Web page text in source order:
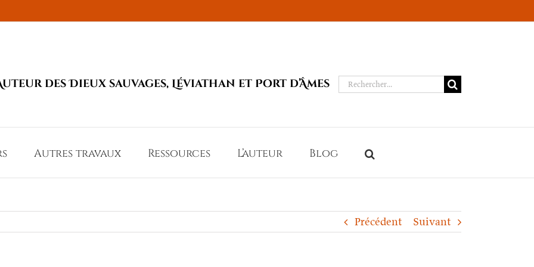
des Dieux sauvages, Léviathan et Port d’Âmes Rechercher:
Autres travaux Ressources L’auteur Blog
Précédent Suivant